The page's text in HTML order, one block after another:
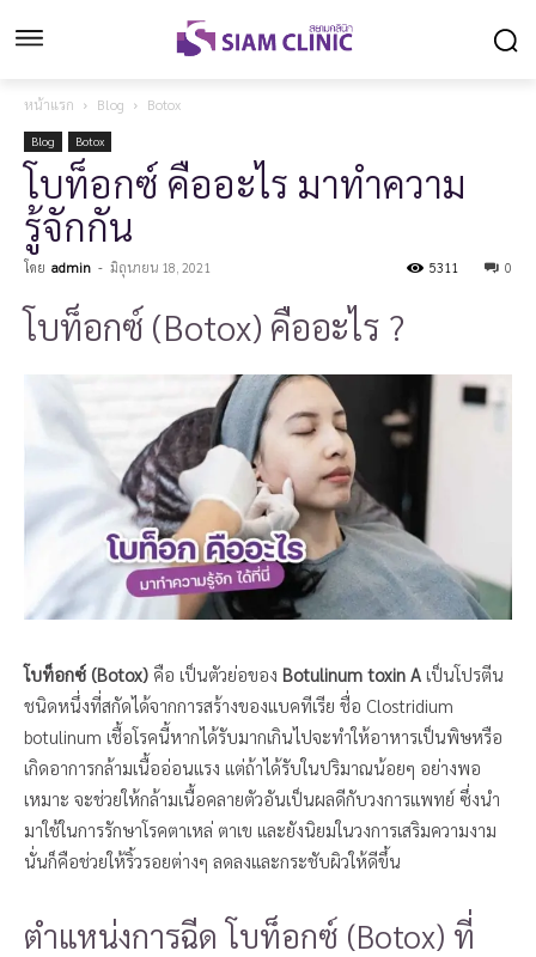
หน้าแรก Blog Botox
Blog Botox
โบท็อกซ์ คืออะไร มาทำความ
รู้จักกัน
โดย admin - มิถุนายน 18, 2021 0
5311
โบท็อกซ์ (Botox) คืออะไร ?
โบท็อกซ์ (Botox) คือ เป็นตัวย่อของ Botulinum toxin A เป็นโปรตีน
ชนิดหนึ่งที่สกัดได้จากการสร้างของแบคทีเรีย ชื่อ Clostridium
botulinum เชื้อโรคนี้หากได้รับมากเกินไปจะทำให้อาหารเป็นพิษหรือ
เกิดอาการกล้ามเนื้ออ่อนแรง แต่ถ้าได้รับในปริมาณน้อยๆ อย่างพอ
เหมาะ จะช่วยให้กล้ามเนื้อคลายตัวอันเป็นผลดีกับวงการแพทย์ ซึ่งนำ
มาใช้ในการรักษาโรคตาเหล่ ตาเข และยังนิยมในวงการเสริมความงาม
นั่นก็คือช่วยให้ริ้วรอยต่างๆ ลดลงและกระชับผิวให้ดีขึ้น
ตำแหน่งการฉีด โบท็อกซ์ (Botox) ที่